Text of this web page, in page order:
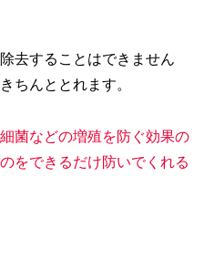
去することはできません
ちんととれます。
菌などの増殖を防ぐ効果の
をできるだけ防いでくれる